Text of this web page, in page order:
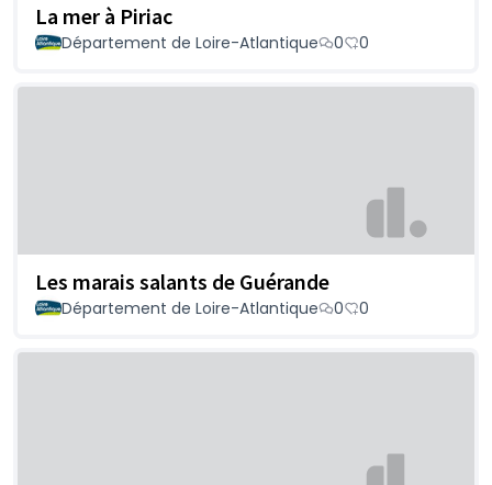
La mer à Piriac
Département de Loire-Atlantique 0 0
Les marais salants de Guérande
Département de Loire-Atlantique 0 0